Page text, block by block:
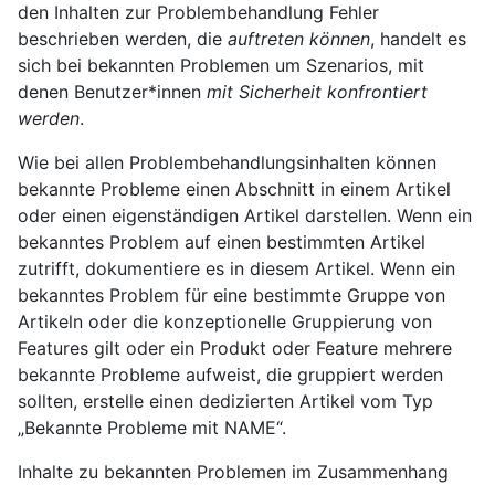
den Inhalten zur Problembehandlung Fehler
beschrieben werden, die auftreten können, handelt es
sich bei bekannten Problemen um Szenarios, mit
denen Benutzer*innen mit Sicherheit konfrontiert
werden.
Wie bei allen Problembehandlungsinhalten können
bekannte Probleme einen Abschnitt in einem Artikel
oder einen eigenständigen Artikel darstellen. Wenn ein
bekanntes Problem auf einen bestimmten Artikel
zutrifft, dokumentiere es in diesem Artikel. Wenn ein
bekanntes Problem für eine bestimmte Gruppe von
Artikeln oder die konzeptionelle Gruppierung von
Features gilt oder ein Produkt oder Feature mehrere
bekannte Probleme aufweist, die gruppiert werden
sollten, erstelle einen dedizierten Artikel vom Typ
„Bekannte Probleme mit NAME“.
Inhalte zu bekannten Problemen im Zusammenhang